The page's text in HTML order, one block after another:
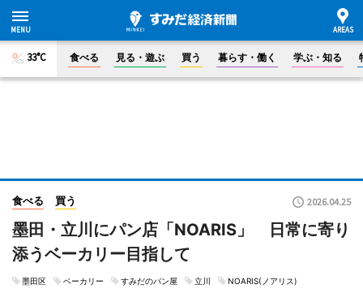
33°C 食べる 見る・遊ぶ 買う 暮らす・働く 学ぶ・知る
食べる 買う 2026.04.25
墨田・立川にパン店「NOARIS」 日常に寄り
添うベーカリー目指して
墨田区 ベーカリー すみだのパン屋 立川 NOARIS(ノアリス)